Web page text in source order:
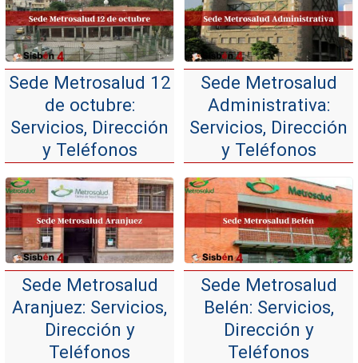
Sede Metrosalud 12
de octubre:
Servicios, Dirección
y Teléfonos
Sede Metrosalud
Administrativa:
Servicios, Dirección
y Teléfonos
Sede Metrosalud
Aranjuez: Servicios,
Dirección y
Teléfonos
Sede Metrosalud
Belén: Servicios,
Dirección y
Teléfonos